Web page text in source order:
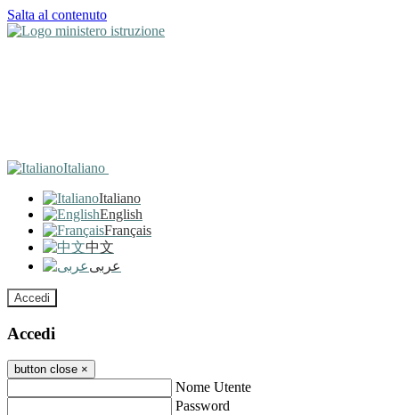
Salta al contenuto
Italiano
Italiano
English
Français
中文
عربى
Accedi
Accedi
button close ×
Nome Utente
Password